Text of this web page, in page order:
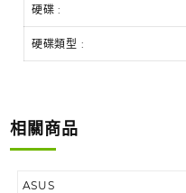
硬碟 :
硬碟類型 :
相關商品
ASUS